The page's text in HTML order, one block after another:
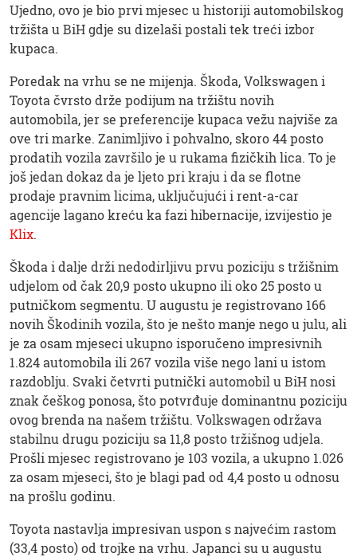
Ujedno, ovo je bio prvi mjesec u historiji automobilskog
tržišta u BiH gdje su dizelaši postali tek treći izbor
kupaca.
Poredak na vrhu se ne mijenja. Škoda, Volkswagen i
Toyota čvrsto drže podijum na tržištu novih
automobila, jer se preferencije kupaca vežu najviše za
ove tri marke. Zanimljivo i pohvalno, skoro 44 posto
prodatih vozila završilo je u rukama fizičkih lica. To je
još jedan dokaz da je ljeto pri kraju i da se flotne
prodaje pravnim licima, uključujući i rent-a-car
agencije lagano kreću ka fazi hibernacije, izvijestio je
Klix.
Škoda i dalje drži nedodirljivu prvu poziciju s tržišnim
udjelom od čak 20,9 posto ukupno ili oko 25 posto u
putničkom segmentu. U augustu je registrovano 166
novih Škodinih vozila, što je nešto manje nego u julu, ali
je za osam mjeseci ukupno isporučeno impresivnih
1.824 automobila ili 267 vozila više nego lani u istom
razdoblju. Svaki četvrti putnički automobil u BiH nosi
znak češkog ponosa, što potvrđuje dominantnu poziciju
ovog brenda na našem tržištu. Volkswagen održava
stabilnu drugu poziciju sa 11,8 posto tržišnog udjela.
Prošli mjesec registrovano je 103 vozila, a ukupno 1.026
za osam mjeseci, što je blagi pad od 4,4 posto u odnosu
na prošlu godinu.
Toyota nastavlja impresivan uspon s najvećim rastom
(33,4 posto) od trojke na vrhu. Japanci su u augustu